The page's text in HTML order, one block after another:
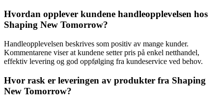
Hvordan opplever kundene handleopplevelsen hos
Shaping New Tomorrow?
Handleopplevelsen beskrives som positiv av mange kunder.
Kommentarene viser at kundene setter pris på enkel netthandel,
effektiv levering og god oppfølging fra kundeservice ved behov.
Hvor rask er leveringen av produkter fra Shaping
New Tomorrow?